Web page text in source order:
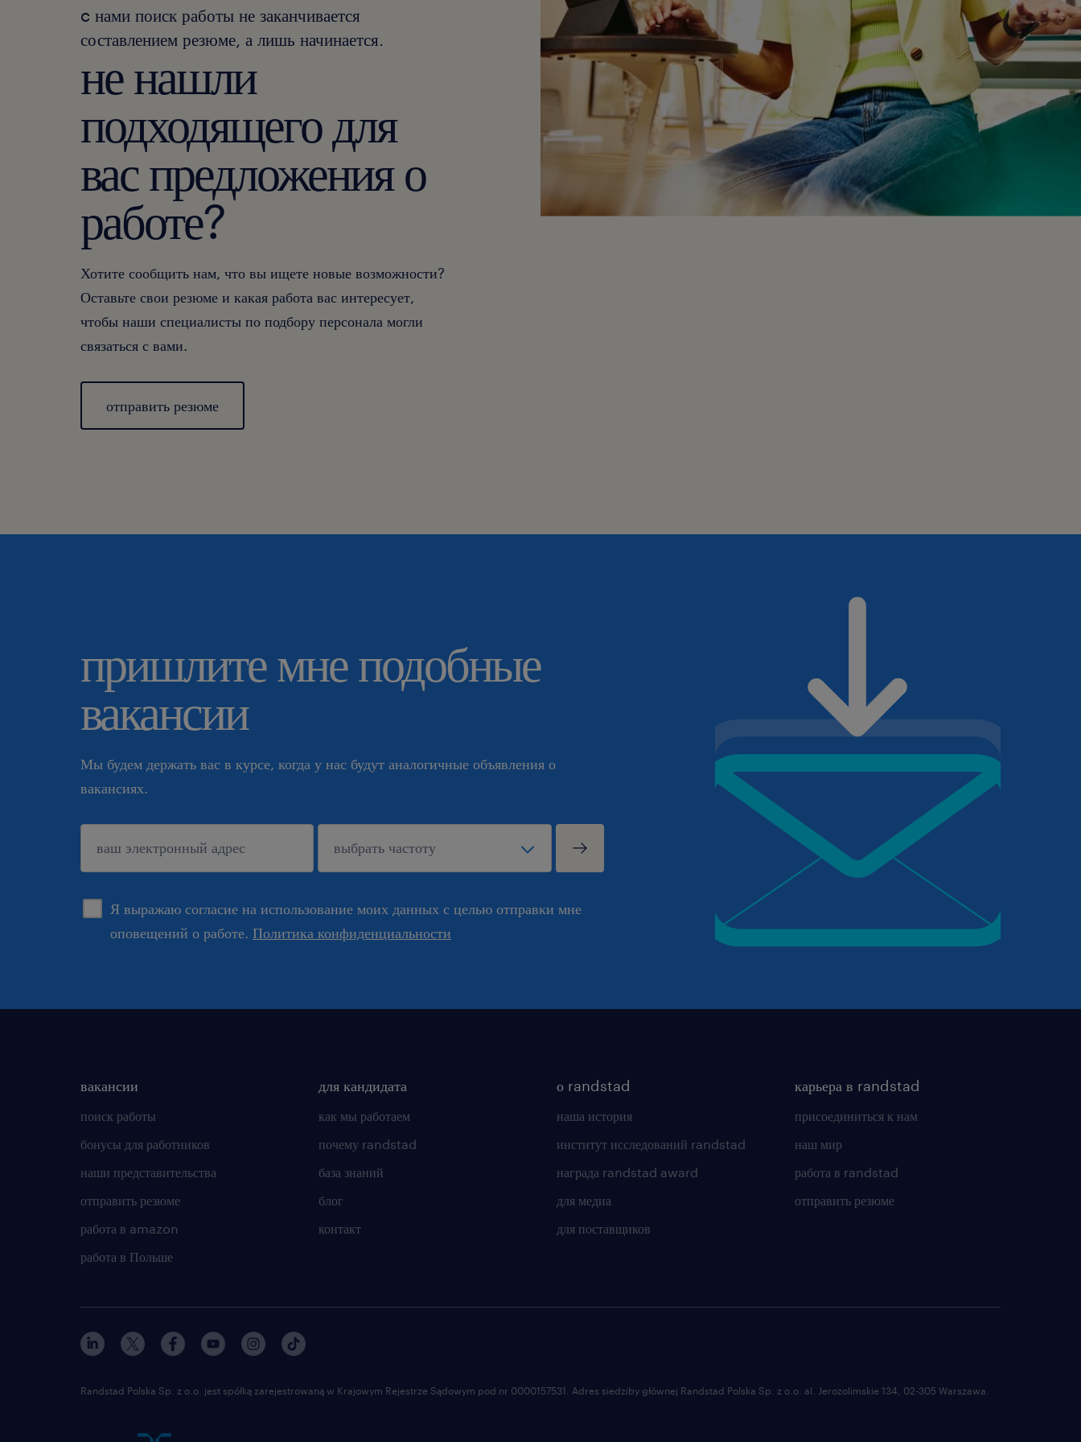
c нами поиск работы не заканчивается
составлением резюме, а лишь начинается.
не нашли
подходящего для
вас предложения о
работе?
Хотите сообщить нам, что вы ищете новые возможности?
Оставьте свои резюме и какая работа вас интересует,
чтобы наши специалисты по подбору персонала могли
связаться с вами.
отправить резюме
пришлите мне подобные
вакансии
Мы будем держать вас в курсе, когда у нас будут аналогичные объявления о
вакансиях.
Я выражаю согласие на использование моих данных с целью отправки мне
оповещений о работе. Политика конфиденциальности
подтверждать
вакансии
поиск работы
бонусы для работников
наши представительства
отправить резюме
работа в amazon
работа в Польше
для кандидата
как мы работаем
почему randstad
база знаний
блог
контакт
о randstad
наша история
институт исследований randstad
награда randstad award
для медиа
для поставщиков
карьера в randstad
присоединиться к нам
наш мир
работа в randstad
отправить резюме
Randstad Polska Sp. z o.o. jest spółką zarejestrowaną w Krajowym Rejestrze Sądowym pod nr 0000157531. Adres siedziby głównej Randstad Polska Sp. z o.o. al. Jerozolimskie 134, 02-305 Warszawa.